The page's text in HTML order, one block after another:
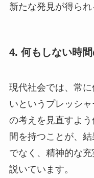
新たな発見が得られ
4. 何もしない時
現代社会では、常
いというプレッシ
の考えを見直すよ
間を持つことが、
でなく、精神的な
説いています。